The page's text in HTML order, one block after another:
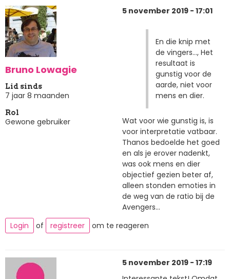
Bruno Lowagie
Lid sinds
7 jaar 8 maanden
Rol
Gewone gebruiker
5 november 2019 - 17:01
En die knip met
de vingers..., Het
resultaat is
gunstig voor de
aarde, niet voor
mens en dier.
Wat voor wie gunstig is, is
voor interpretatie vatbaar.
Thanos bedoelde het goed
en als je erover nadenkt,
was ook mens en dier
objectief gezien beter af,
alleen stonden emoties in
de weg van de ratio bij de
Avengers...
Login
of registreer om te reageren
5 november 2019 - 17:19